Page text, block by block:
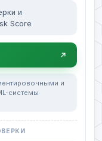
и
Score
и
системы